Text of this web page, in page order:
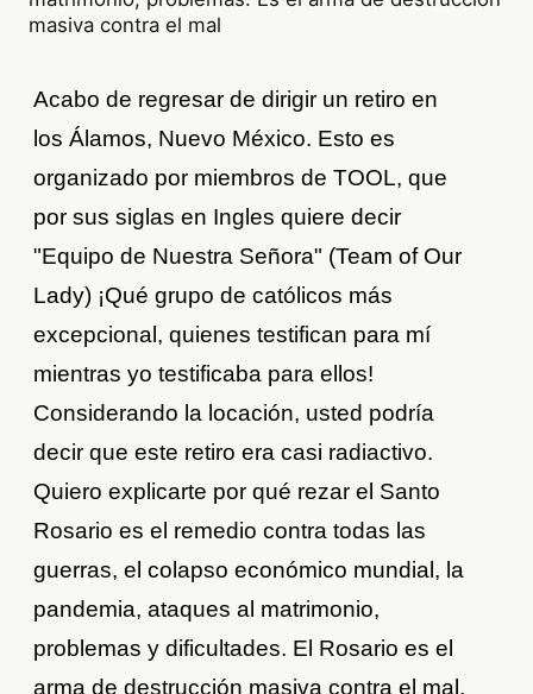
masiva contra el mal
Acabo de regresar de dirigir un retiro en
los Álamos, Nuevo México. Esto es
organizado por miembros de TOOL, que
por sus siglas en Ingles quiere decir
"Equipo de Nuestra Señora" (Team of Our
Lady) ¡Qué grupo de católicos más
excepcional, quienes testifican para mí
mientras yo testificaba para ellos!
Considerando la locación, usted podría
decir que este retiro era casi radiactivo.
Quiero explicarte por qué rezar el Santo
Rosario es el remedio contra todas las
guerras, el colapso económico mundial, la
pandemia, ataques al matrimonio,
problemas y dificultades. El Rosario es el
arma de destrucción masiva contra el mal.